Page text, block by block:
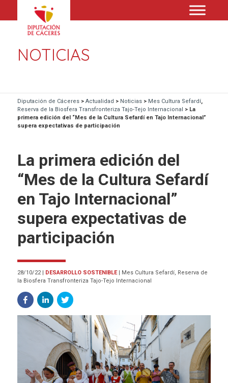
NOTICIAS
Diputación de Cáceres> Actualidad > Noticias> Mes Cultura Sefardí,
Reserva de la Biosfera Transfronteriza Tajo-Tejo Internacional > La
primera edición del “Mes de la Cultura Sefardí en Tajo Internacional”
supera expectativas de participación
La primera edición del
“Mes de la Cultura Sefardí
en Tajo Internacional”
supera expectativas de
participación
28/10/22 | DESARROLLO SOSTENIBLE | Mes Cultura Sefardí, Reserva de
la Biosfera Transfronteriza Tajo-Tejo Internacional